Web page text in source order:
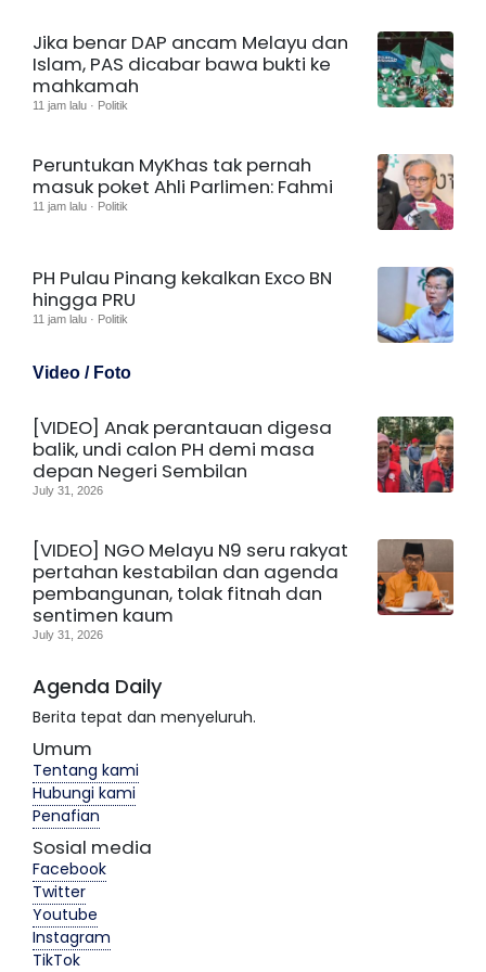
Jika benar DAP ancam Melayu dan
Islam, PAS dicabar bawa bukti ke
mahkamah
11 jam lalu · Politik
Peruntukan MyKhas tak pernah
masuk poket Ahli Parlimen: Fahmi
11 jam lalu · Politik
PH Pulau Pinang kekalkan Exco BN
hingga PRU
11 jam lalu · Politik
Video / Foto
[VIDEO] Anak perantauan digesa
balik, undi calon PH demi masa
depan Negeri Sembilan
July 31, 2026
[VIDEO] NGO Melayu N9 seru rakyat
pertahan kestabilan dan agenda
pembangunan, tolak fitnah dan
sentimen kaum
July 31, 2026
Agenda Daily
Berita tepat dan menyeluruh.
Umum
Tentang kami
Hubungi kami
Penafian
Sosial media
Facebook
Twitter
Youtube
Instagram
TikTok